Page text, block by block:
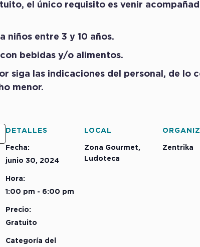
el único requisito es venir
niños entre 3 y 10 años.
bebidas y/o alimentos.
siga las indicaciones del personal, de lo
menor.
DETALLES
Fecha:
junio 30, 2024
Hora:
1:00 pm - 6:00 pm
Precio:
Gratuito
Categoría del
LOCAL
Zona Gourmet,
Ludoteca
Zentrika